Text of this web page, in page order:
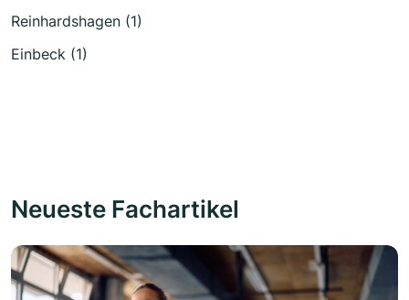
Reinhardshagen (1)
Einbeck (1)
Neueste Fachartikel